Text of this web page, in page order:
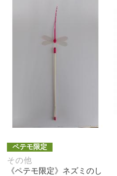
ペテモ限定
その他
《ペテモ限定》ネズミのし